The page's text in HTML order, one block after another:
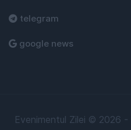
telegram
google news
Evenimentul Zilei © 2026